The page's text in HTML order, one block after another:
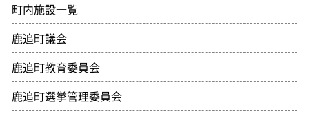
町内施設一覧
鹿追町議会
鹿追町教育委員会
鹿追町選挙管理委員会